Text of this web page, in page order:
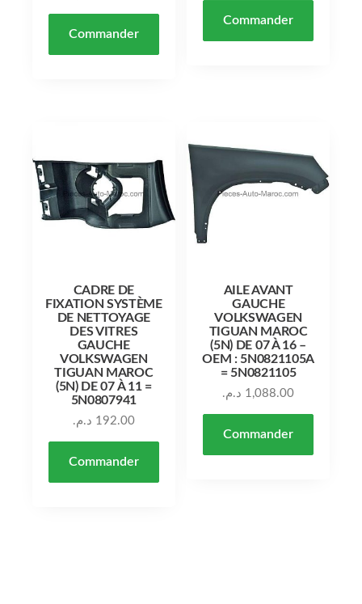
Commander
Commander
CADRE DE
FIXATION SYSTÈME
DE NETTOYAGE
DES VITRES
GAUCHE
VOLKSWAGEN
TIGUAN MAROC
(5N) DE 07 À 11 =
5N0807941
192.00 د.م.
Commander
AILE AVANT
GAUCHE
VOLKSWAGEN
TIGUAN MAROC
(5N) DE 07 À 16 –
OEM : 5N0821105A
= 5N0821105
1,088.00 د.م.
Commander